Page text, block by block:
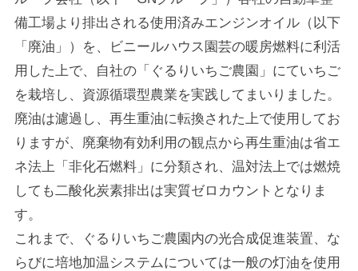
備工場より排出される使用済みエンジンオイル（以下
「廃油」）を、ビニールハウス園芸の暖房燃料に利活
用した上で、自社の「ぐるりいちご農園」にていちご
を栽培し、資源循環型農業を実践してまいりました。
廃油は濾過し、再生重油に転換された上で使用してお
りますが、廃棄物有効利用の観点から再生重油は省エ
ネ法上「非化石燃料」に分類され、温対法上では燃焼
しても二酸化炭素排出は実質ゼロカウントとなりま
す。
これまで、ぐるりいちご農園内の光合成促進装置、な
らびに培地加温システムについては一般の灯油を使用